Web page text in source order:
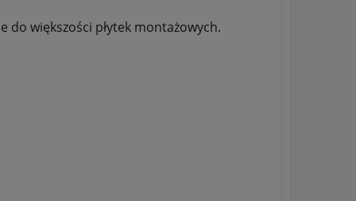
do większości płytek montażowych.